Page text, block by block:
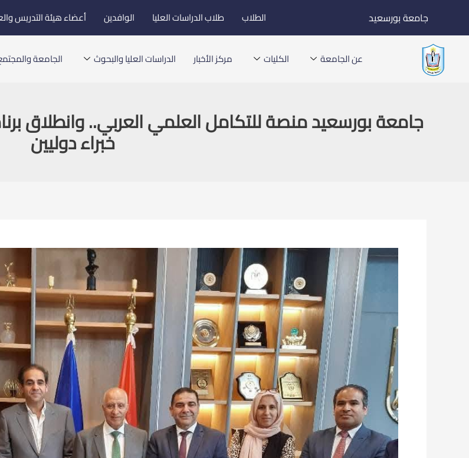
إلى
المحتوى
جامعة بورسعيد الطلاب طلاب الدراسات العليا الوافدين أعضاء هيئة التدريس
عن الجامعة الكليات مركز الأخبار الدراسات العليا والبحوث الجامعة
جامعة بورسعيد منصة للتكامل العلمي العربي.. وانطلاق
خبراء دوليين